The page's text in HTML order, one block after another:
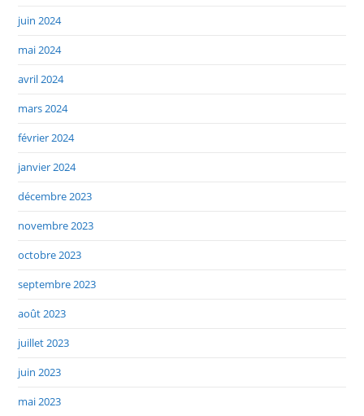
juin 2024
mai 2024
avril 2024
mars 2024
février 2024
janvier 2024
décembre 2023
novembre 2023
octobre 2023
septembre 2023
août 2023
juillet 2023
juin 2023
mai 2023